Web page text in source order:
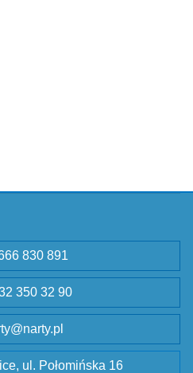
830 891
350 32 90
ul. Połomińska 16